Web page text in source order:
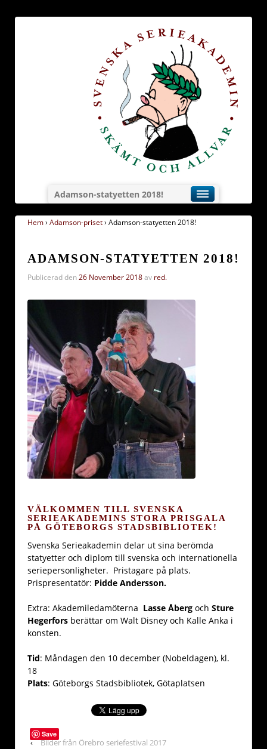
Adamson-statyetten 2018!
Hem› Adamson-priset› Adamson-statyetten 2018!
ADAMSON-STATYETTEN 2018!
Publicerad den26 November 2018av red.
VÄLKOMMEN TILL SVENSKA
SERIEAKADEMINS STORA PRISGALA
PÅ GÖTEBORGS STADSBIBLIOTEK!
Svenska Serieakademin delar ut sina berömda
statyetter och diplom till svenska och internationella
seriepersonligheter. Pristagare på plats.
Prispresentatör: Pidde Andersson.
Extra: Akademiledamöterna Lasse Åberg och Sture
Hegerfors berättar om Walt Disney och Kalle Anka i
konsten.
Tid: Måndagen den 10 december (Nobeldagen), kl.
18
Plats: Göteborgs Stadsbibliotek, Götaplatsen
Save
‹ Bilder från Örebro seriefestival 2017